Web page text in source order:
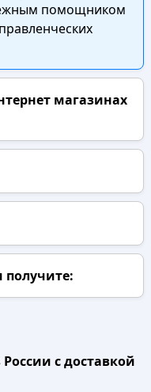
помощником
магазинах
с доставкой